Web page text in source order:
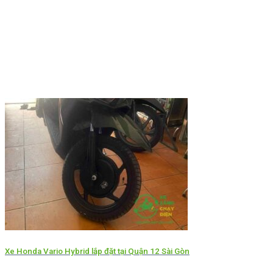
Xe Honda Vario Hybrid lắp đặt tại Quận 12 Sài Gòn